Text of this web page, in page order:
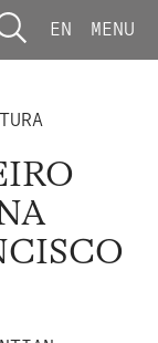
EN MENU